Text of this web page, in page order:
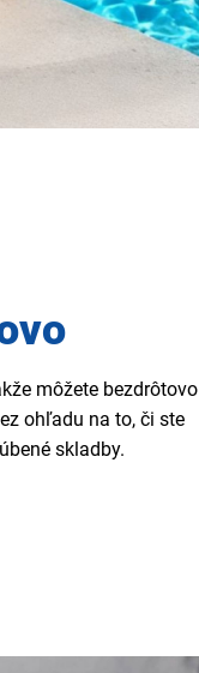
môžete bezdrôtovo
ohľadu na to, či ste
skladby.